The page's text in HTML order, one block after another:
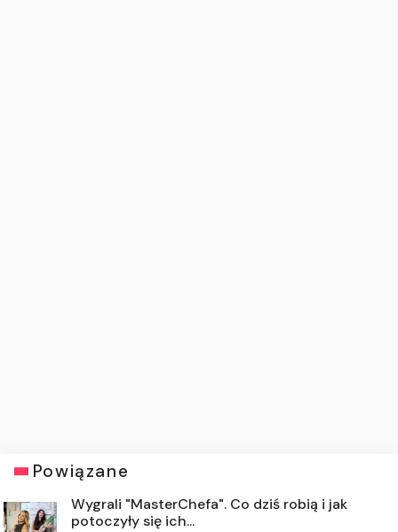
Powiązane
Wygrali "MasterChefa". Co dziś robią i jak
potoczyły się ich...